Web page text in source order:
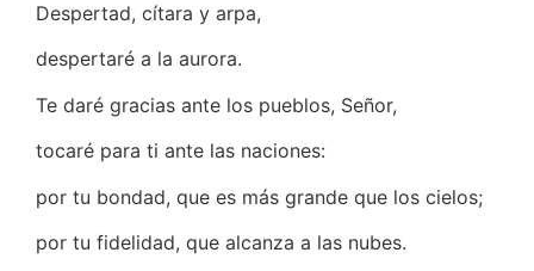
Despertad, cítara y arpa,
despertaré a la aurora.
Te daré gracias ante los pueblos, Señor,
tocaré para ti ante las naciones:
por tu bondad, que es más grande que los cielos;
por tu fidelidad, que alcanza a las nubes.